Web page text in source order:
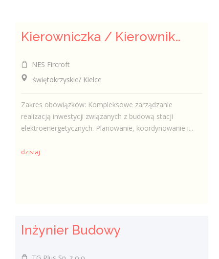
Kierowniczka / Kierownik projektu – Elektroenergetyka
NES Fircroft
świętokrzyskie/ Kielce
Zakres obowiązków: Kompleksowe zarządzanie
realizacją inwestycji związanych z budową stacji
elektroenergetycznych. Planowanie, koordynowanie i...
dzisiaj
Inżynier Budowy